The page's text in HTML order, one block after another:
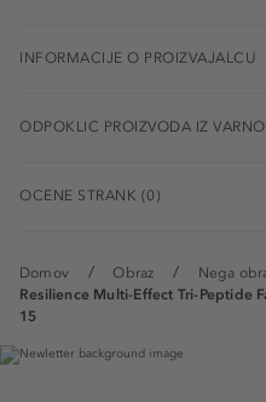
Domov Obraz Nega
Resilience Multi-Effect Tri-Peptide
15
INFORMACIJE O PROIZVAJALCU
ODPOKLIC PROIZVODA IZ
OCENE STRANK (0)